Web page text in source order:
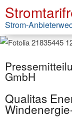
Strom-
GmbH
Qualitas